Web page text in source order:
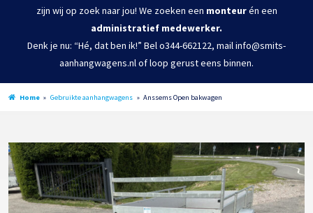
zijn wij op zoek naar jou! We zoeken een monteurén een
administratief medewerker.
Denk je nu: “Hé, dat ben ik!” Bel o344-662122, mail info@smits-
aanhangwagens.nl of loop gerust eens binnen.
Home » Gebruikte aanhangwagens » Anssems Open bakwagen